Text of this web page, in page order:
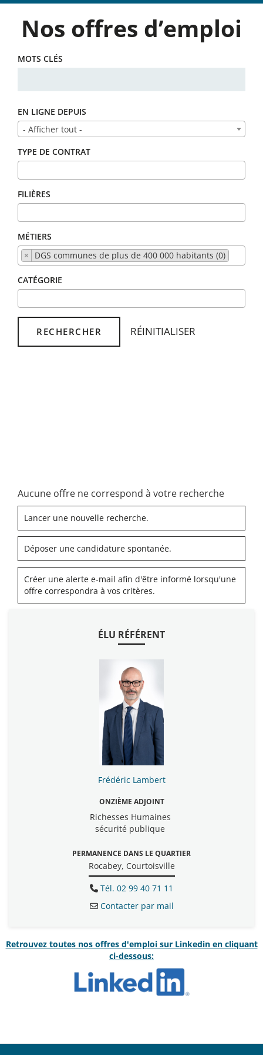
Nos offres d’emploi
MOTS CLÉS
EN LIGNE DEPUIS
- Afficher tout -
TYPE DE CONTRAT
FILIÈRES
MÉTIERS
×
DGS communes de plus de 400 000 habitants (0)
CATÉGORIE
RECHERCHER RÉINITIALISER
Aucune offre ne correspond à votre recherche
Lancer une nouvelle recherche.
Déposer une candidature spontanée.
Créer une alerte e-mail afin d'être informé lorsqu'une
offre correspondra à vos critères.
ÉLU RÉFÉRENT
Frédéric Lambert
ONZIÈME ADJOINT
Richesses Humaines
sécurité publique
PERMANENCE DANS LE QUARTIER
Rocabey, Courtoisville
Tél. 02 99 40 71 11
Contacter par mail
Retrouvez toutes nos offres d'emploi sur Linkedin en cliquant
ci-dessous: